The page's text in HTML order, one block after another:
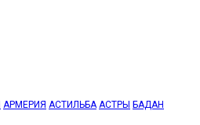
АРМЕРИЯ АСТИЛЬБА АСТРЫ БАДАН